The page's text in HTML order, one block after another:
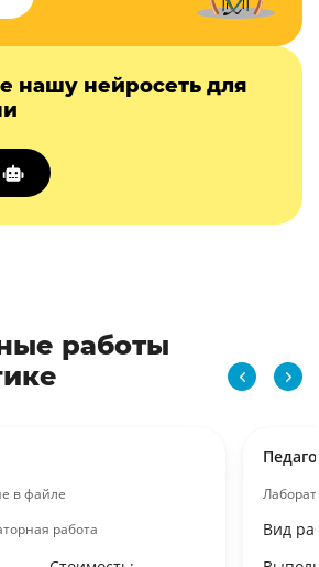
нашу нейросеть для
работы
в файле
работа
Вид